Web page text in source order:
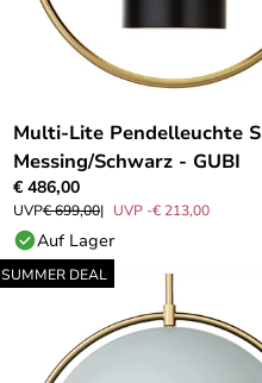
Multi-Lite Pendelleuchte S
Messing/Schwarz - GUBI
€ 486,00
UVP€ 699,00 UVP -€ 213,00
Auf Lager
SUMMER DEAL